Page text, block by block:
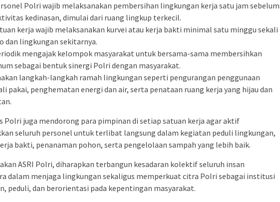
Polri wajib melaksanakan pembersihan lingkungan kerja satu jam sebelum
kedinasan, dimulai dari ruang lingkup terkecil.
kerja wajib melaksanakan kurvei atau kerja bakti minimal satu minggu sekali
dan lingkungan sekitarnya.
mengajak kelompok masyarakat untuk bersama-sama membersihkan
sebagai bentuk sinergi Polri dengan masyarakat.
langkah-langkah ramah lingkungan seperti pengurangan penggunaan
pakai, penghematan energi dan air, serta penataan ruang kerja yang hijau dan
Polri juga mendorong para pimpinan di setiap satuan kerja agar aktif
seluruh personel untuk terlibat langsung dalam kegiatan peduli lingkungan,
bakti, penanaman pohon, serta pengelolaan sampah yang lebih baik.
ASRI Polri, diharapkan terbangun kesadaran kolektif seluruh insan
dalam menjaga lingkungan sekaligus memperkuat citra Polri sebagai institusi
peduli, dan berorientasi pada kepentingan masyarakat.